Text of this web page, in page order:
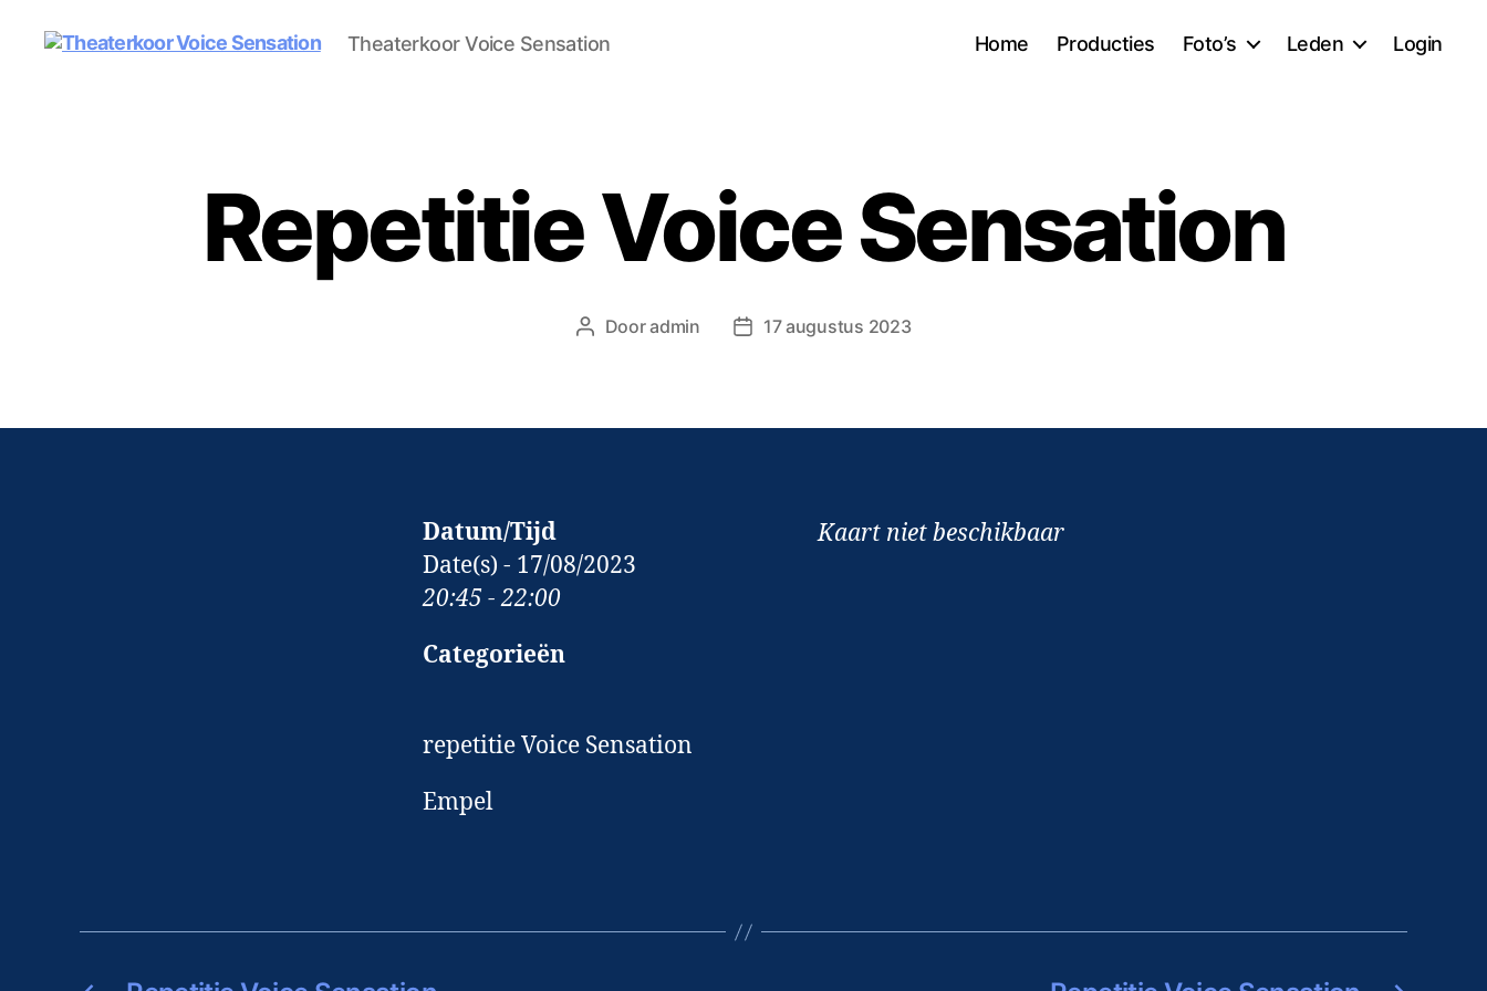
Theaterkoor Voice Sensation Home Producties Foto’s Leden Login
Repetitie Voice Sensation
Berichtauteur
Dooradmin Berichtdatum
17 augustus 2023
Kaart niet beschikbaar
Datum/Tijd
Date(s) - 17/08/2023
20:45 - 22:00
Categorieën
repetitie Voice Sensation
Empel